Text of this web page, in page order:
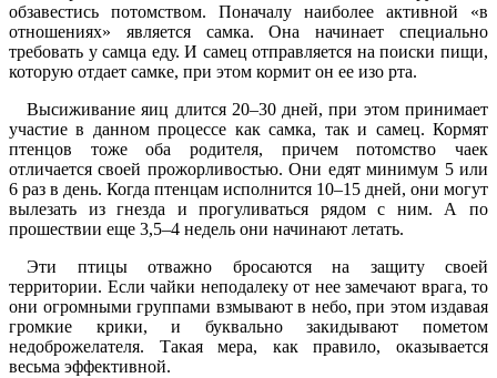
обзавестись потомством. Поначалу наиболее активной «в
отношениях» является самка. Она начинает специально
требовать у самца еду. И самец отправляется на поиски пищи,
которую отдает самке, при этом кормит он ее изо рта.
Высиживание яиц длится 20–30 дней, при этом принимает
участие в данном процессе как самка, так и самец. Кормят
птенцов тоже оба родителя, причем потомство чаек
отличается своей прожорливостью. Они едят минимум 5 или
6 раз в день. Когда птенцам исполнится 10–15 дней, они могут
вылезать из гнезда и прогуливаться рядом с ним. А по
прошествии еще 3,5–4 недель они начинают летать.
Эти птицы отважно бросаются на защиту своей
территории. Если чайки неподалеку от нее замечают врага, то
они огромными группами взмывают в небо, при этом издавая
громкие крики, и буквально закидывают пометом
недоброжелателя. Такая мера, как правило, оказывается
весьма эффективной.